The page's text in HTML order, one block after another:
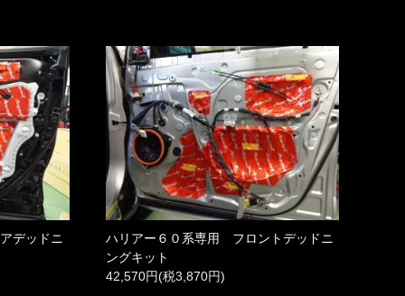
デッドニ
ハリアー６０系専用 フロントデッドニ
ングキット
42,570円(税3,870円)